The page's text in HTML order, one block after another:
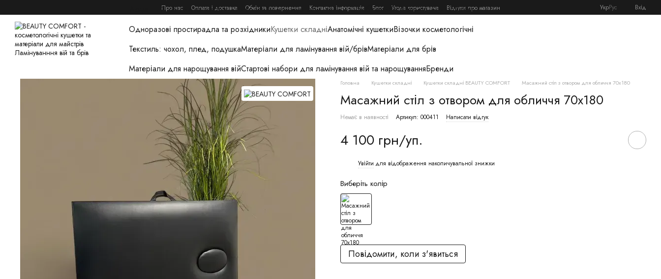
Про нас Оплата і доставка Обмін та повернення Контактна інформація Блог Угода користувача Відгуки про магазин УкрРус Вхід
Домашній догляд та товари для красиКниги, журнали, гайди та вебінари
Освітлення для майстра
Одноразові простирадла та розхідникиКушетки складніАнатомічні кушеткиВізочки косметологічні
Текстиль: чохол, плед, подушкаМатеріали для ламінування вій/брівМатеріали для брів
Матеріали для нарощування війСтартові набори для ламінування вій та нарощуванняБренди
Головна Кушетки складні Кушетки складні BEAUTY COMFORT Масажний стіл з отвором для обличчя 70х180
Масажний стіл з отвором для обличчя 70х180
Немає в наявності Артикул: 000411 Написати відгук
4 100 грн/уп.
Увійти для відображення накопичувальної знижки
Виберіть колір
Повідомити, коли з'явиться